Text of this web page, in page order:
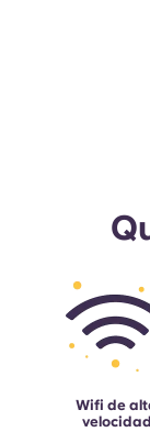
Wifi de
velocidad